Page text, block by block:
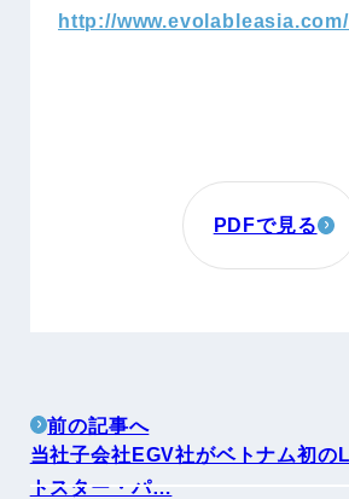
http://
PDFで見る
前の記事へ
当社子会社EGV社がベトナム初の
トスター・パ…